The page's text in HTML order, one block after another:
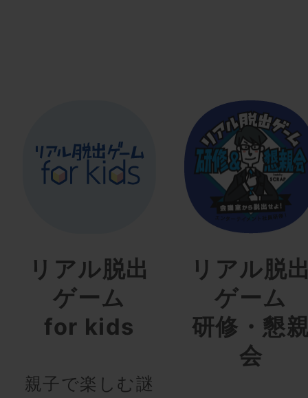
リアル脱出
ゲーム
for kids
親子で楽しむ謎
リアル脱
ゲーム
研修・懇
会